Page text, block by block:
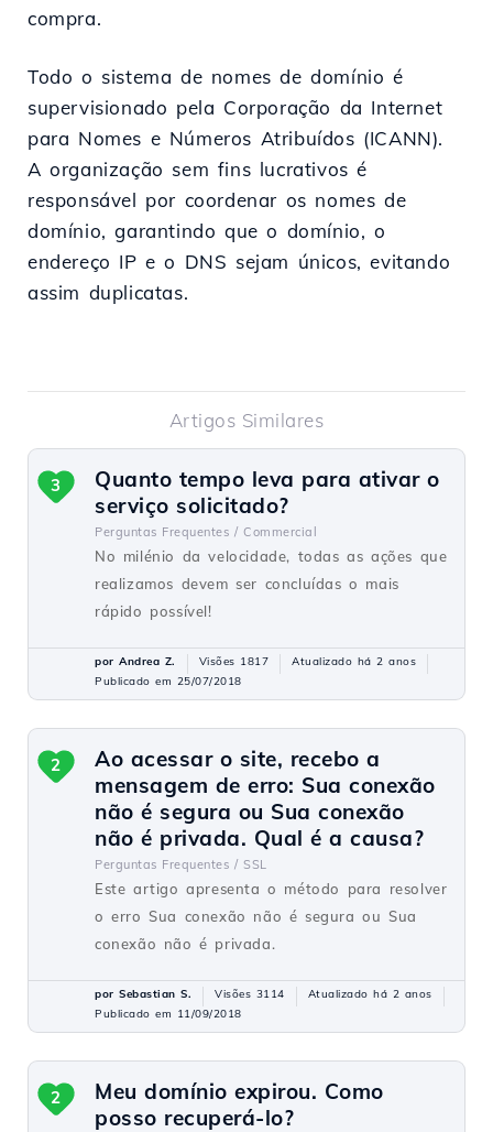
compra.
Todo o sistema de nomes de domínio é
supervisionado pela Corporação da Internet
para Nomes e Números Atribuídos (ICANN).
A organização sem fins lucrativos é
responsável por coordenar os nomes de
domínio, garantindo que o domínio, o
endereço IP e o DNS sejam únicos, evitando
assim duplicatas.
Artigos Similares
Quanto tempo leva para ativar o
serviço solicitado?
Perguntas Frequentes / Commercial
No milénio da velocidade, todas as ações que
realizamos devem ser concluídas o mais
rápido possível!
3
por Andrea Z. Visões 1817
Atualizado há 2 anos
Publicado em 25/07/2018
Ao acessar o site, recebo a
mensagem de erro: Sua conexão
não é segura ou Sua conexão
não é privada. Qual é a causa?
Perguntas Frequentes / SSL
Este artigo apresenta o método para resolver
o erro Sua conexão não é segura ou Sua
conexão não é privada.
2
por Sebastian S. Visões 3114
Atualizado há 2 anos
Publicado em 11/09/2018
Meu domínio expirou. Como
posso recuperá-lo?
2